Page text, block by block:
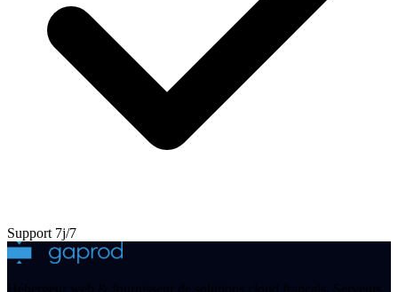
Support 7j/7